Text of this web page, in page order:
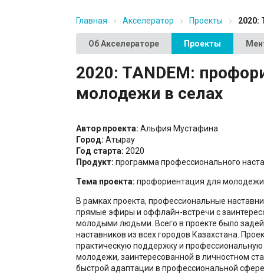
Главная Акселератор Проекты 2020:
Об Акселераторе Проекты
2020: TANDEM:
молодежи в селах
Автор проекта: Альфия Мустафина
Город: Атырау
Год старта: 2020
Продукт: программа профессионального
Тема проекта: профориентация для молодежи
В рамках проекта, профессиональные
прямые эфиры и оффлайн-встречи с
молодыми людьми. Всего в проекте было
наставников из всех городов Казахстана.
практическую поддержку и
молодежи, заинтересованной в личностном
быстрой адаптации в профессиональной